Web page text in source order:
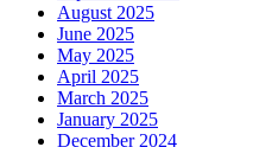
August 2025
June 2025
May 2025
April 2025
March 2025
January 2025
December 2024